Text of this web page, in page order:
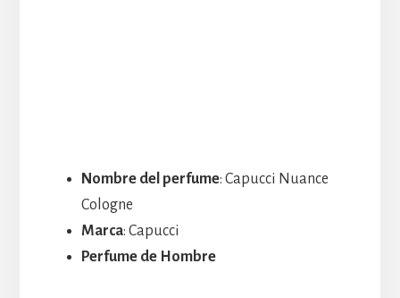
Nombre del perfume: Capucci Nuance
Cologne
Marca: Capucci
Perfume de Hombre